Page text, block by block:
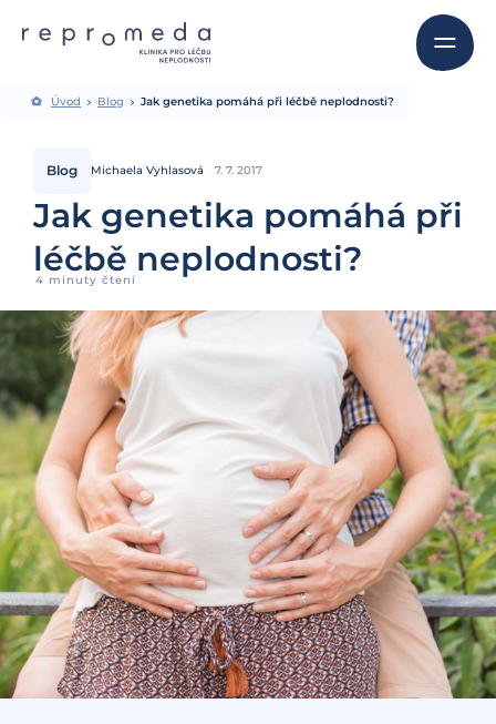
Úvod Blog Jak genetika pomáhá při léčbě neplodnosti?
Blog Michaela Vyhlasová 7. 7. 2017
Jak genetika pomáhá při
léčbě neplodnosti?
4 minuty čtení